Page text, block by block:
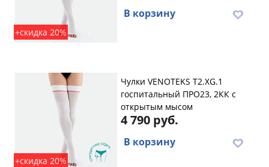
+скидка 20%
В корзину
+скидка 20%
Чулки VENOTEKS T2.XG.1
госпитальный ПРО23, 2КК с
открытым мысом
4 790 руб.
В корзину